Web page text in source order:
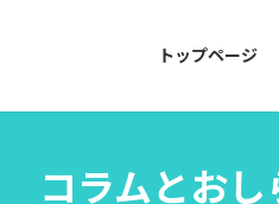
トップページ
コラムとおし